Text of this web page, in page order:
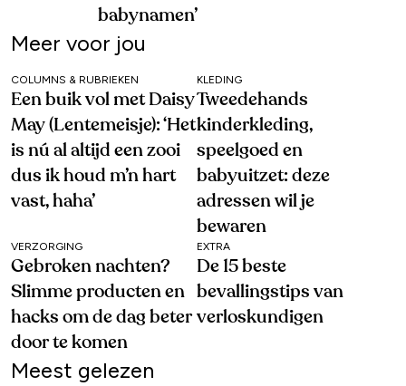
babynamen’
Meer voor jou
COLUMNS & RUBRIEKEN
Een buik vol met Daisy
May (Lentemeisje): ‘Het
is nú al altijd een zooi
dus ik houd m’n hart
vast, haha’
KLEDING
Tweedehands
kinderkleding,
speelgoed en
babyuitzet: deze
adressen wil je
bewaren
VERZORGING
Gebroken nachten?
Slimme producten en
hacks om de dag beter
door te komen
EXTRA
De 15 beste
bevallingstips van
verloskundigen
Meest gelezen